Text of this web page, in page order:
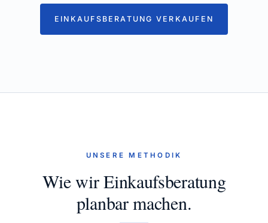
EINKAUFSBERATUNG VERKAUFEN
UNSERE METHODIK
Wie wir Einkaufsberatung
planbar machen.